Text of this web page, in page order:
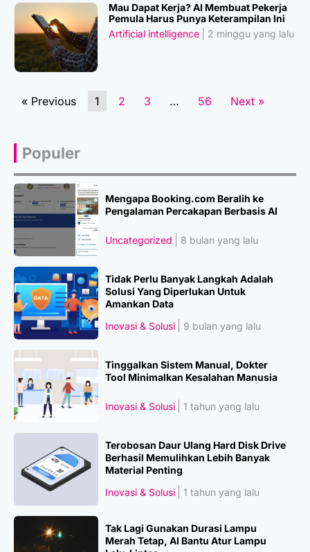
Mau Dapat Kerja? AI Membuat Pekerja
Pemula Harus Punya Keterampilan Ini
Artificial intelligence
2 minggu yang lalu
« Previous 1 2 3 … 56 Next »
Populer
Mengapa Booking.com Beralih ke
Pengalaman Percakapan Berbasis AI
Uncategorized 8 bulan yang lalu
Tidak Perlu Banyak Langkah Adalah
Solusi Yang Diperlukan Untuk
Amankan Data
Inovasi & Solusi
9 bulan yang lalu
Tinggalkan Sistem Manual, Dokter
Tool Minimalkan Kesalahan Manusia
Inovasi & Solusi 1 tahun yang lalu
Terobosan Daur Ulang Hard Disk Drive
Berhasil Memulihkan Lebih Banyak
Material Penting
Inovasi & Solusi
1 tahun yang lalu
Tak Lagi Gunakan Durasi Lampu
Merah Tetap, AI Bantu Atur Lampu